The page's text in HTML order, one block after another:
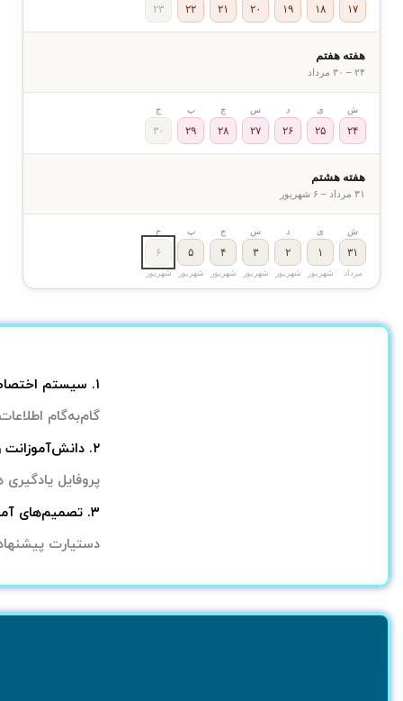
۱۷ ۱۸ ۱۹ ۲۰ ۲۱ ۲۲ ۲۳
هفته هفتم
۲۴ – ۳۰ مرداد
ش
۲۴
ی
۲۵
د
۲۶
س
۲۷
چ
۲۸
پ
۲۹
ج
۳۰
هفته هشتم
۳۱ مرداد – ۶ شهریور
ش
۳۱
مرداد
ی
۱
شهریور
د
۲
شهریور
س
۳
شهریور
چ
۴
شهریور
پ
۵
شهریور
ج
۶
شهریور
۱. سیستم اختصاصی خودت را می‌سازی
گام‌به‌گام
۲. دانش‌آموزانت را عمیق‌تر می‌بینی
پروفایل
۳. تصمیم‌های آموزشی‌ات هوشمندتر می‌شود
دستیارت